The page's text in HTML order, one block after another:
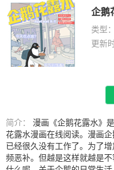
企鹅
类型：
更新
简介：
漫画《企鹅花露水》
花露水漫画在线阅读。漫画
已经很久没有工作了。为了
频恶补。但越是这样就越是